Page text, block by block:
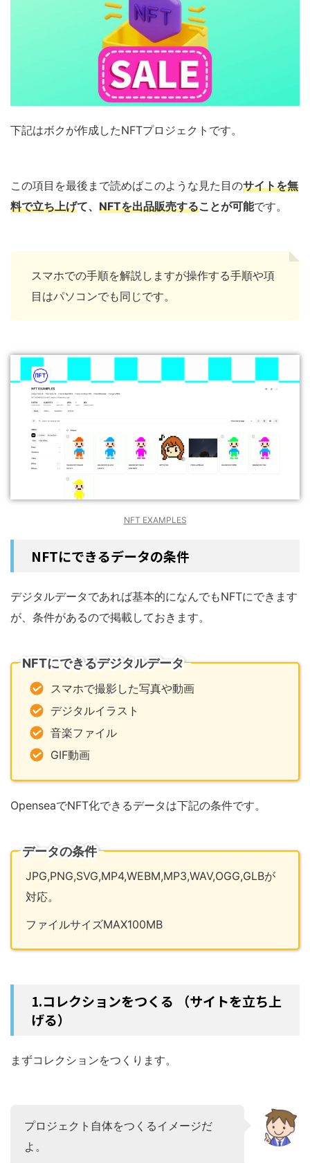
下記はボクが作成したNFTプロジェクトです。
この項目を最後まで読めばこのような見た目のサイトを無
料で立ち上げて、 NFTを出品販売することが可能です。
スマホでの手順を解説しますが操作する手順や項
目はパソコンでも同じです。
NFT EXAMPLES
NFTにできるデータの条件
デジタルデータであれば基本的になんでもNFTにできます
が、条件があるので掲載しておきます。
NFTにできるデジタルデータ
スマホで撮影した写真や動画
デジタルイラスト
音楽ファイル
GIF動画
OpenseaでNFT化できるデータは下記の条件です。
データの条件
JPG,PNG,SVG,MP4,WEBM,MP3,WAV,OGG,GLBが
対応。
ファイルサイズMAX100MB
1.コレクションをつくる （サイトを立ち上
げる）
まずコレクションをつくります。
プロジェクト自体をつくるイメージだ
よ。